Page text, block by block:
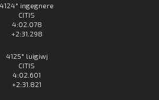
4124° ingegnere
CITIS
4:02.078
+2:31.298
4125° luigiwj
CITIS
4:02.601
+2:31.821